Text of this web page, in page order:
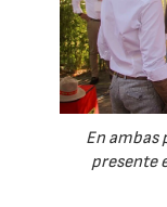
En ambas
presente